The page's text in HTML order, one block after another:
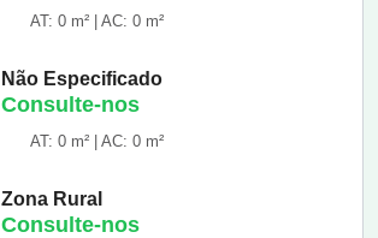
AT: 0 m² | AC: 0 m²
Não Especificado
Consulte-nos
AT: 0 m² | AC: 0 m²
Zona Rural
Consulte-nos